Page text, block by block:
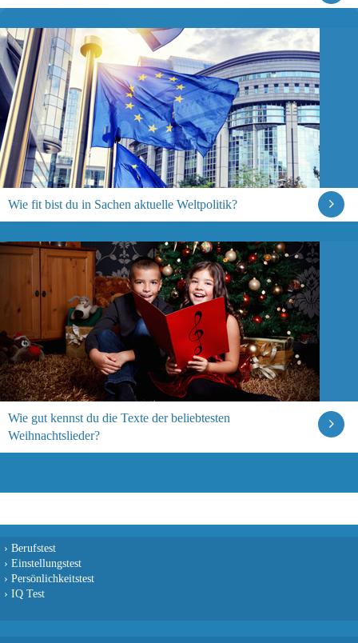
Wie fit bist du in Sachen aktuelle Weltpolitik?
Wie gut kennst du die Texte der beliebtesten
Weihnachtslieder?
› Berufstest
› Einstellungstest
› Persönlichkeitstest
› IQ Test